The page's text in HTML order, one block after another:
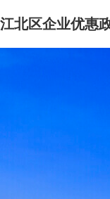
江北区企业优惠